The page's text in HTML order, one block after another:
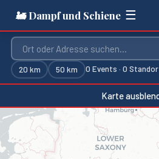
🚂 Dampf und Schiene ☰
20 km 50 km 0 Events ·0
Karte